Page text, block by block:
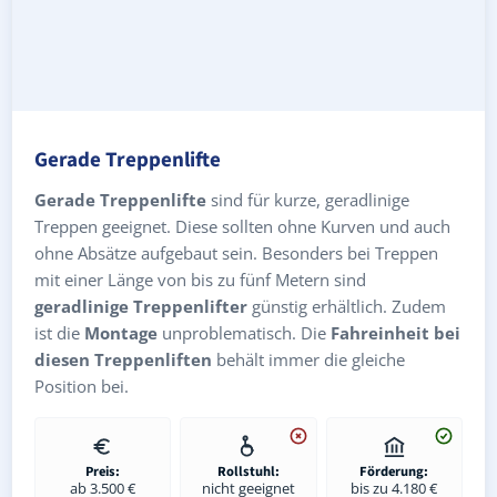
Gerade Treppenlifte
Gerade Treppenlifte sind für kurze, geradlinige
Treppen geeignet. Diese sollten ohne Kurven und auch
ohne Absätze aufgebaut sein. Besonders bei Treppen
mit einer Länge von bis zu fünf Metern sind
geradlinige Treppenlifter günstig erhältlich. Zudem
ist die Montage unproblematisch. Die Fahreinheit bei
diesen Treppenliften behält immer die gleiche
Position bei.
Preis:
ab 3.500 €
Rollstuhl:
nicht geeignet
Förderung:
bis zu 4.180 €